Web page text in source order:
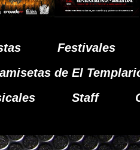
Festivales
de El
Staff